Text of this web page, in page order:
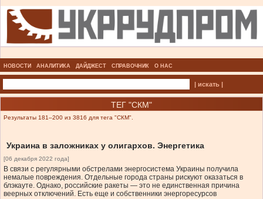
НОВОСТИ АНАЛИТИКА ДАЙДЖЕСТ СПРАВОЧНИК О НАС
| искать |
ТЕГ "СКМ"
Результаты 181–200 из 3816 для тега "СКМ".
Украина в заложниках у олигархов. Энергетика
[06 декабря 2022 года]
В связи с регулярными обстрелами энергосистема Украины получила
немалые повреждения. Отдельные города страны рискуют оказаться в
блэкауте. Однако, российские ракеты — это не единственная причина
веерных отключений. Есть еще и собственники энергоресурсов